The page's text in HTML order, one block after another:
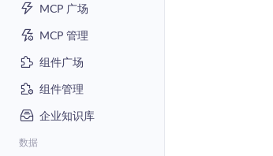
MCP 广场
MCP 管理
组件广场
组件管理
企业知识库
数据